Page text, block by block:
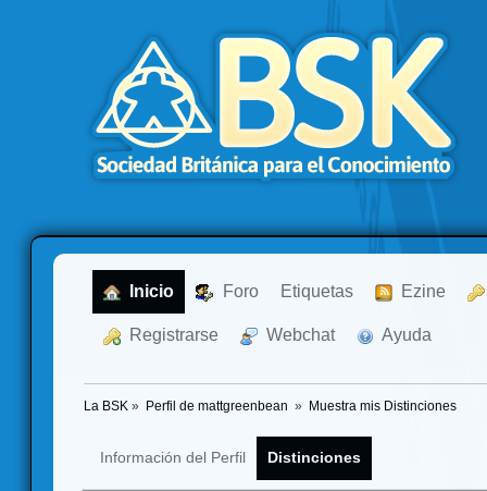
Inicio Foro Etiquetas Ezine
Registrarse Webchat Ayuda
La BSK » Perfil de mattgreenbean » Muestra mis Distinciones
Información del Perfil Distinciones